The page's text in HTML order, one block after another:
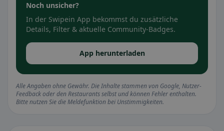
Noch unsicher?
In der Swipein App bekommst du zusätzliche
Details, Filter & aktuelle Community-Badges.
App herunterladen
Alle Angaben ohne Gewähr. Die Inhalte stammen von Google, Nutzer-
Feedback oder den Restaurants selbst und können Fehler enthalten.
Bitte nutzen Sie die Meldefunktion bei Unstimmigkeiten.